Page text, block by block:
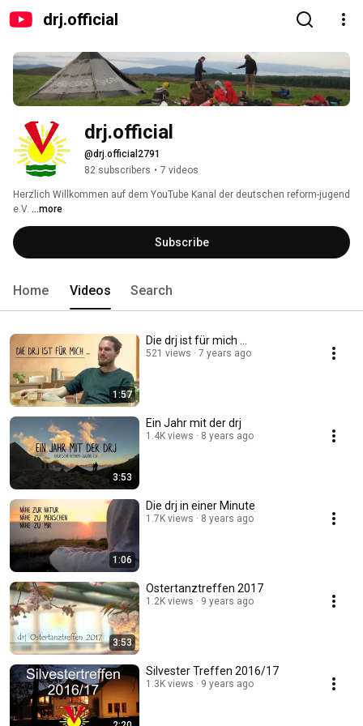
drj.official
drj.official
@drj.official2791
82 subscribers • 7 videos
Herzlich Willkommen auf dem YouTube Kanal der deutschen reform-jugend
e.V. ...more
Subscribe
Home Videos Search
1:57
Die drj ist für mich ...
521 views 7 years ago
3:53
Ein Jahr mit der drj
1.4K views 8 years ago
1:06
Die drj in einer Minute
1.7K views 8 years ago
3:53
Ostertanztreffen 2017
1.2K views 9 years ago
Silvester Treffen 2016/17
1.3K views 9 years ago